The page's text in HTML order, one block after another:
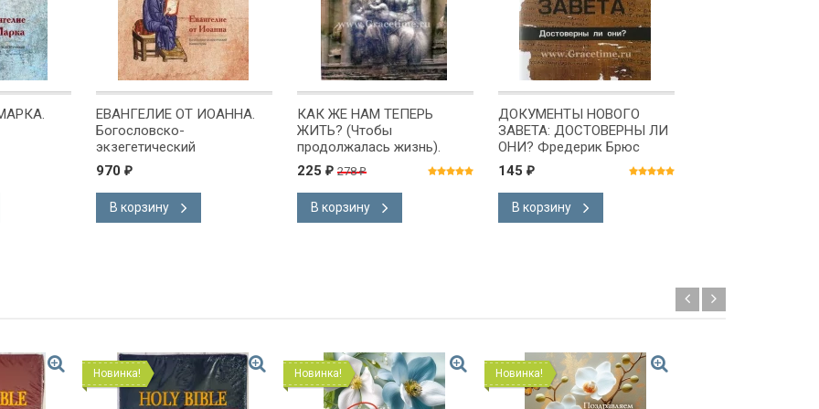
ЕВАНГЕЛИЕ ОТ ИОАННА.
Богословско-
экзегетический
комментарий. Ианнуарий
Ивлиев
970 ₽
В корзину
КАК ЖЕ НАМ ТЕПЕРЬ
ЖИТЬ? (Чтобы
продолжалась жизнь).
Френсис Шеффер
225 ₽ 278₽
В корзину
ДОКУМЕНТЫ НОВОГО
ЗАВЕТА: ДОСТОВЕРНЫ ЛИ
ОНИ? Фредерик Брюс
145 ₽
В корзину
Новинка! Новинка! Новинка!